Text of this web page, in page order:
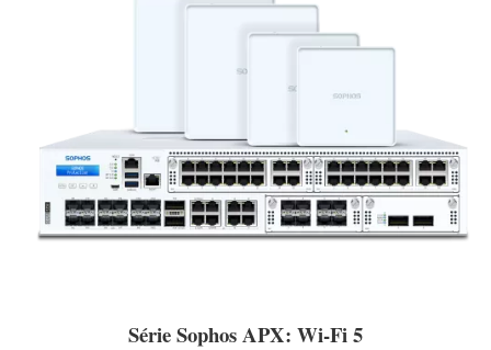
Série Sophos APX: Wi-Fi 5